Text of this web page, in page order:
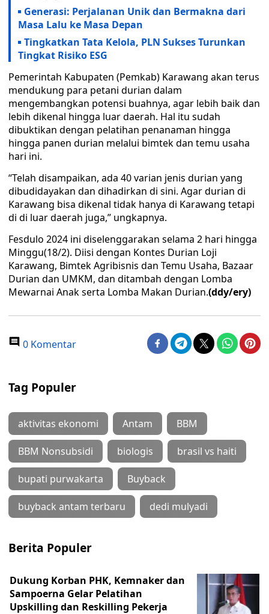
Generasi: Perjalanan Unik dan Bermakna dari
Masa Lalu ke Masa Depan
Tingkatkan Tata Kelola, PLN Sukses Turunkan
Tingkat Risiko ESG
Pemerintah Kabupaten (Pemkab) Karawang akan terus
mendukung para petani durian dalam
mengembangkan potensi buahnya, agar lebih baik dan
lebih dikenal hingga luar daerah. Hal itu sudah
dibuktikan dengan pelatihan penanaman hingga
hingga panen durian melalui bimtek dan temu usaha
hari ini.
“Telah disampaikan, ada 40 varian jenis durian yang
dibudidayakan dan dihadirkan di sini. Agar durian di
Karawang bisa dikenal tidak hanya di Karawang tetapi
di di luar daerah juga,” ungkapnya.
Fesdulo 2024 ini diselenggarakan selama 2 hari hingga
Minggu(18/2). Diisi dengan Kontes Durian Loji
Karawang, Bimtek Agribisnis dan Temu Usaha, Bazaar
Durian dan UMKM, dan ditambah dengan Lomba
Mewarnai Anak serta Lomba Makan Durian.(ddy/ery)
0 Komentar
Tag Populer
aktivitas ekonomi Antam BBM
BBM Nonsubsidi biologis brasil vs haiti
bupati purwakarta Buyback
buyback antam terbaru dedi mulyadi
Berita Populer
Dukung Korban PHK, Kemnaker dan
Sampoerna Gelar Pelatihan
Upskilling dan Reskilling Pekerja